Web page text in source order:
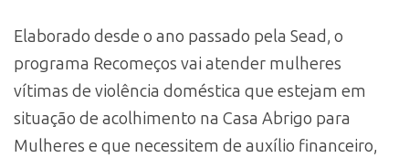
Elaborado desde o ano passado pela Sead, o
programa Recomeços vai atender mulheres
vítimas de violência doméstica que estejam em
situação de acolhimento na Casa Abrigo para
Mulheres e que necessitem de auxílio financeiro,